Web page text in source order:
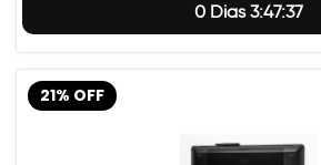
0 Dias 3:47:36
21% OFF